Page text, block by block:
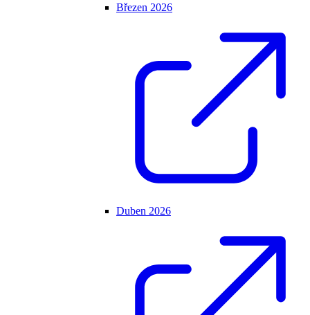
Březen 2026
Duben 2026